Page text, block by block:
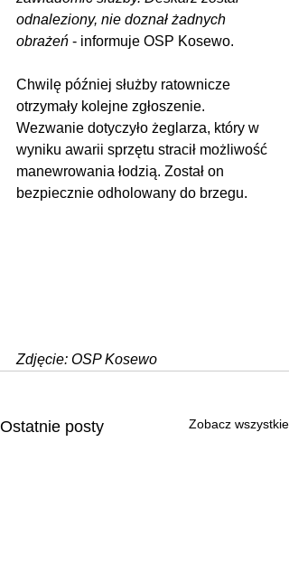
odnaleziony, nie doznał żadnych
obrażeń - informuje OSP Kosewo.
Chwilę później służby ratownicze
otrzymały kolejne zgłoszenie.
Wezwanie dotyczyło żeglarza, który w
wyniku awarii sprzętu stracił możliwość
manewrowania łodzią. Został on
bezpiecznie odholowany do brzegu.
Zdjęcie: OSP Kosewo
Ostatnie posty Zobacz wszystkie